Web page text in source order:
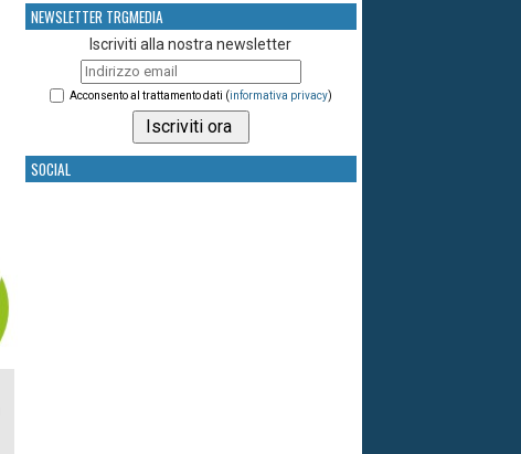
NEWSLETTER TRGMEDIA
Iscriviti alla nostra newsletter
Acconsento al trattamento dati (informativa privacy)
SOCIAL